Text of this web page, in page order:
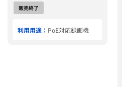
販売終了
利用用途： PoE対応録画機